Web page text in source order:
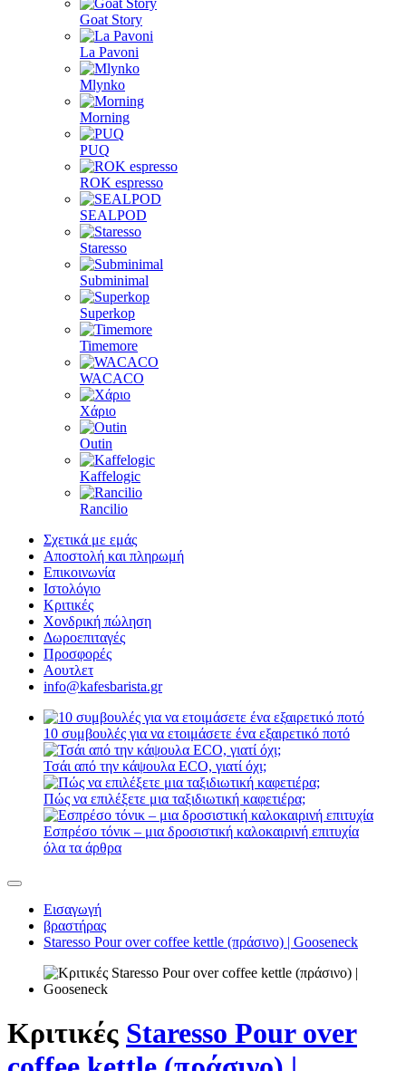
Goat Story
La Pavoni
Mlynko
Morning
PUQ
ROK espresso
SEALPOD
Staresso
Subminimal
Superkop
Timemore
WACACO
Χάριο
Outin
Kaffelogic
Rancilio
Σχετικά με εμάς
Αποστολή και πληρωμή
Επικοινωνία
Ιστολόγιο
Κριτικές
Χονδρική πώληση
Δωροεπιταγές
Προσφορές
Αουτλετ
info@kafesbarista.gr
10 συμβουλές για να ετοιμάσετε ένα εξαιρετικό ποτό
Τσάι από την κάψουλα ECO, γιατί όχι;
Πώς να επιλέξετε μια ταξιδιωτική καφετιέρα;
Εσπρέσο τόνικ – μια δροσιστική καλοκαιρινή επιτυχία
όλα τα άρθρα
Εισαγωγή
βραστήρας
Staresso Pour over coffee kettle (πράσινο) | Gooseneck
Κριτικές Staresso Pour over